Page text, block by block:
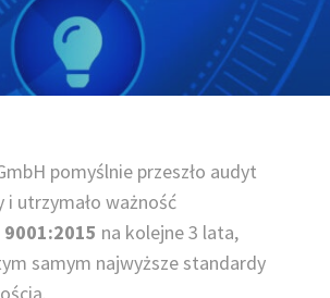
pomyślnie przeszło audyt
utrzymało ważność
9001:2015 na kolejne 3 lata,
samym najwyższe standardy